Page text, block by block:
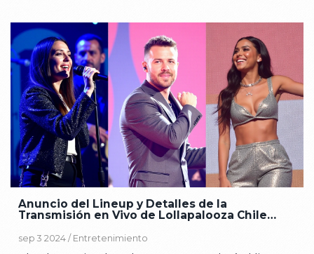
resiliencia y capacidad para seguir creando
música de éxito.
Anuncio del Lineup y Detalles de la
Transmisión en Vivo de Lollapalooza Chile
sep 3 2024 / Entretenimiento